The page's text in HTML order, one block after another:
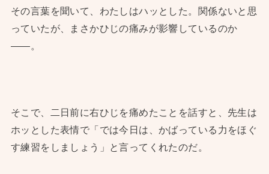
その言葉を聞いて、わたしはハッとした。関係ないと思
っていたが、まさかひじの痛みが影響しているのか
——。
そこで、二日前に右ひじを痛めたことを話すと、先生は
ホッとした表情で「では今日は、かばっている力をほぐ
す練習をしましょう」と言ってくれたのだ。